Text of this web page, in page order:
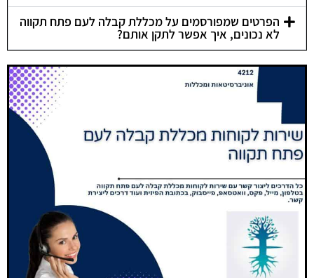
הפרטים שמפורסמים על מכללת קבלה לעם פתח תקווה
לא נכונים, איך אפשר לתקן אותם?